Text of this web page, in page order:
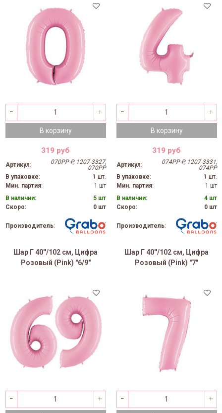
В корзину
319 руб
Артикул:
070PP-P, 1207-3327,
070PP
В упаковке:
1 шт.
Мин. партия:
1 шт
В наличии:
5 шт
Скоро:
0 шт
Производитель:
В корзину
319 руб
Артикул:
074PP-P, 1207-3331,
074PP
В упаковке:
1 шт.
Мин. партия:
1 шт
В наличии:
4 шт
Скоро:
0 шт
Производитель:
Шар Г 40''/102 см, Цифра
Розовый (Pink) "6/9"
Шар Г 40''/102 см, Цифра
Розовый (Pink) "7"